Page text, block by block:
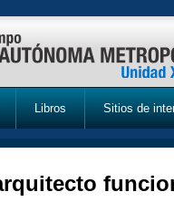
Libros Sitios de